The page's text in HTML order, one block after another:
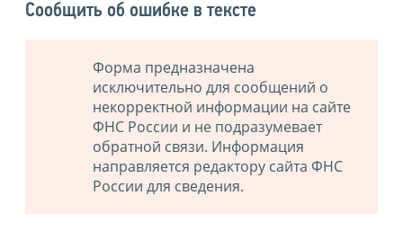
Сообщить об ошибке в тексте
Форма предназначена
исключительно для сообщений о
некорректной информации на сайте
ФНС России и не подразумевает
обратной связи. Информация
направляется редактору сайта ФНС
России для сведения.